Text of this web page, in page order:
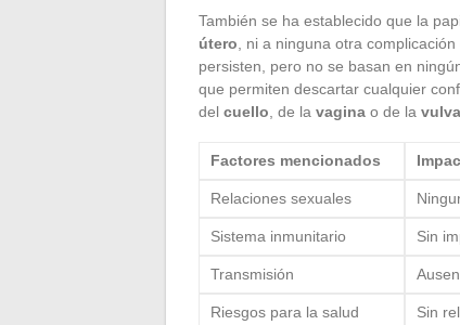
También se ha establecido que la
útero , ni a ninguna otra
persisten, pero no se basan en
que permiten descartar cualquier
del cuello , de la vagina o de la vulva
Factores mencionados
Relaciones sexuales
Sistema inmunitario Sin
Transmisión
Riesgos para la salud Sin